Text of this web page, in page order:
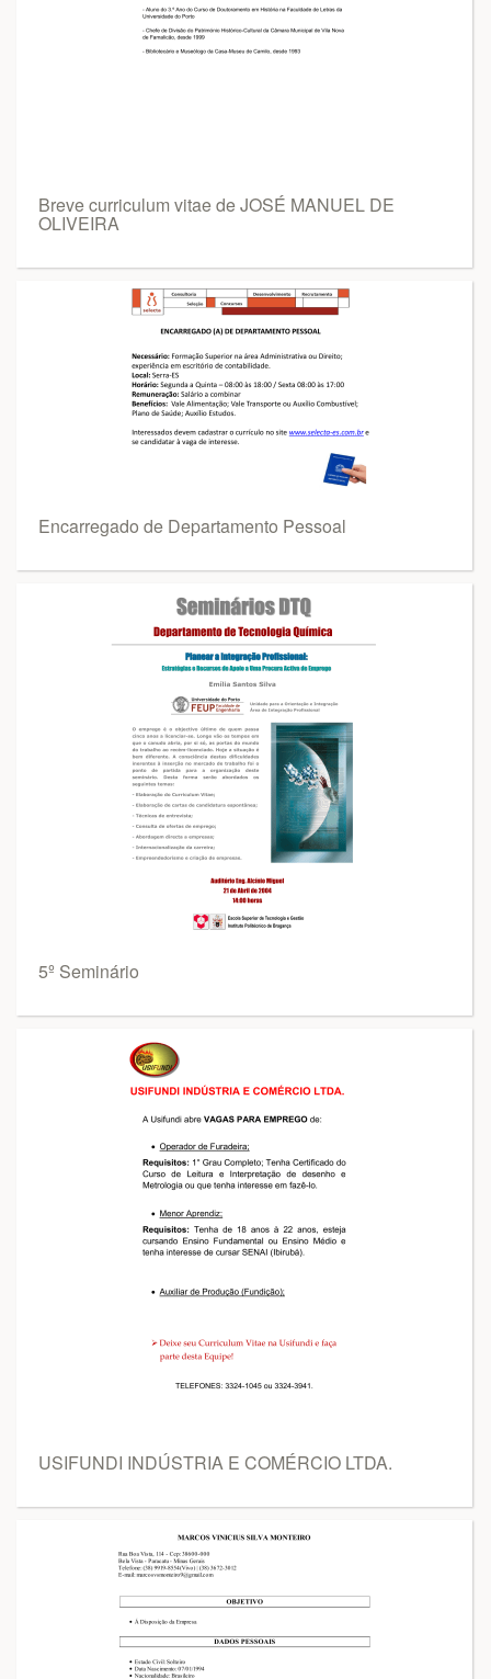
Breve curriculum vitae de JOSÉ MANUEL DE
OLIVEIRA
Encarregado de Departamento Pessoal
5º Seminário
USIFUNDI INDÚSTRIA E COMÉRCIO LTDA.